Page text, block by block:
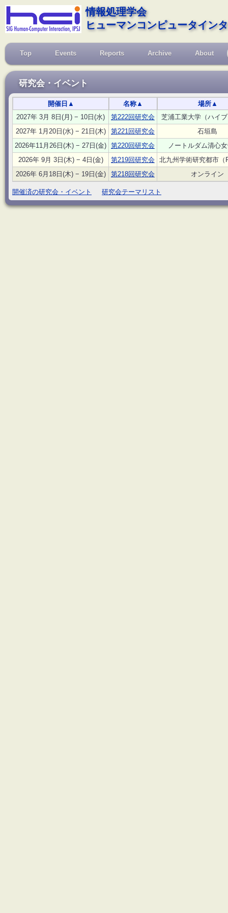
情報処理学会
ヒューマンコンピュータイン
Top Events Reports Archive About
研究会・イベント
開催日 ▲ 名称▲ 場所▲
2027年 3月 8日(月) − 10日(水)
第222回研究会
芝浦工業大学（ハイ
2027年 1月20日(水) − 21日(木)
第221回研究会
石垣島
2026年11月26日(木) − 27日(金) 第220回研究会
ノートルダム清心
2026年 9月 3日(木) − 4日(金)
第219回研究会 北九州学術研究都市（
2026年 6月18日(木) − 19日(金)
第218回研究会 オンライン
開催済の研究会・イベント 研究会テーマリスト